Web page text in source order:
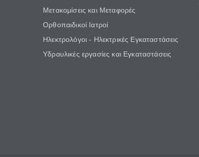
Μετακομίσεις και Μεταφορές
Ορθοπαιδικοί Ιατροί
Ηλεκτρολόγοι - Ηλεκτρικές Εγκαταστάσεις
Υδραυλικές εργασίες και Εγκαταστάσεις